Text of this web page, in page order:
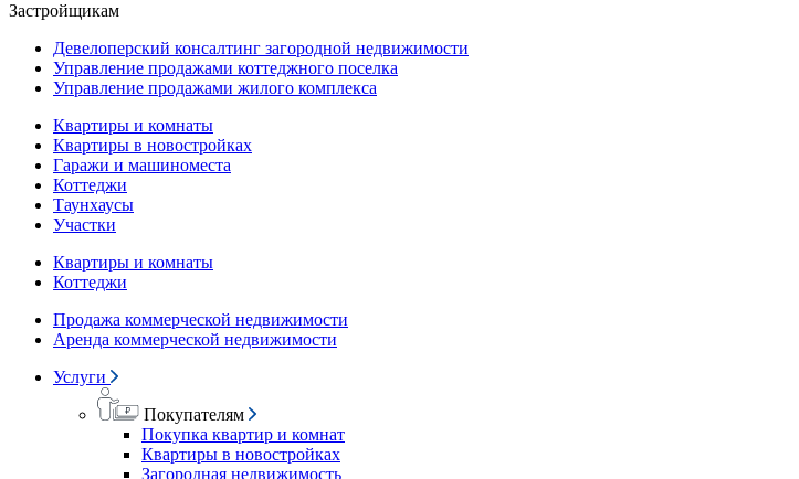
Застройщикам
Девелоперский консалтинг загородной недвижимости
Управление продажами коттеджного поселка
Управление продажами жилого комплекса
Квартиры и комнаты
Квартиры в новостройках
Гаражи и машиноместа
Коттеджи
Таунхаусы
Участки
Квартиры и комнаты
Коттеджи
Продажа коммерческой недвижимости
Аренда коммерческой недвижимости
Услуги
Покупателям
Покупка квартир и комнат
Квартиры в новостройках
Загородная недвижимость